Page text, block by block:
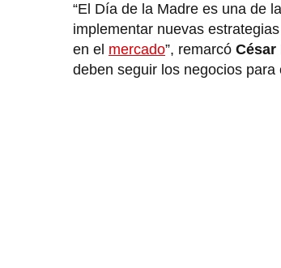
“El Día de la Madre es una de
implementar nuevas
en el mercado”, remarcó César
deben seguir los negocios para